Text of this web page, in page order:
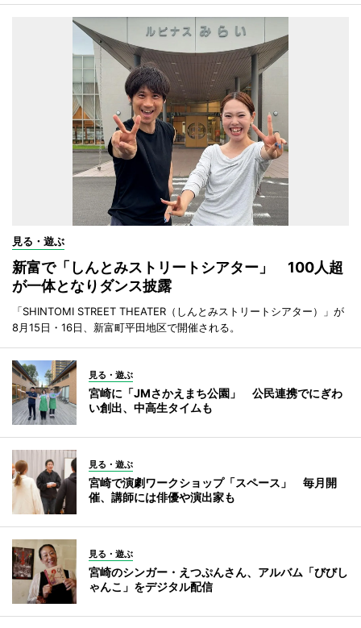
見る・遊ぶ
新富で「しんとみストリートシアター」 100人超
が一体となりダンス披露
「SHINTOMI STREET THEATER（しんとみストリートシアター）」が
8月15日・16日、新富町平田地区で開催される。
見る・遊ぶ
宮崎に「JMさかえまち公園」 公民連携でにぎわ
い創出、中高生タイムも
見る・遊ぶ
宮崎で演劇ワークショップ「スペース」 毎月開
催、講師には俳優や演出家も
見る・遊ぶ
宮崎のシンガー・えつぷんさん、アルバム「びびし
ゃんこ」をデジタル配信